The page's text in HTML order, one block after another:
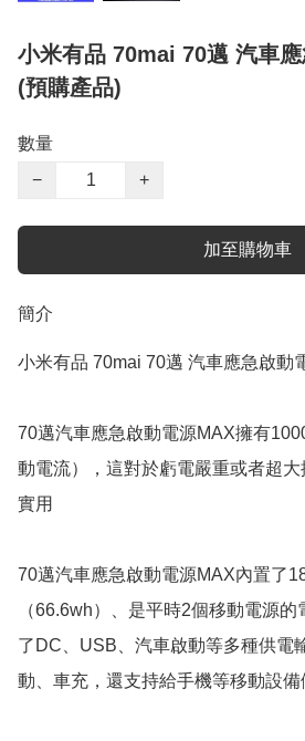
小米有品 70mai 70邁 汽車
(預購產品)
數量
−
+
加至購物車
簡介
小米有品 70mai 70邁 汽車應急啟動
70邁汽車應急啟動電源MAX擁有
動電流），這對於虧電嚴重或者超
實用
70邁汽車應急啟動電源MAX內置了
（66.6wh）、是平時2個移動電源
了DC、USB、汽車啟動等多種供電
動、車充，還支持給手機等移動設